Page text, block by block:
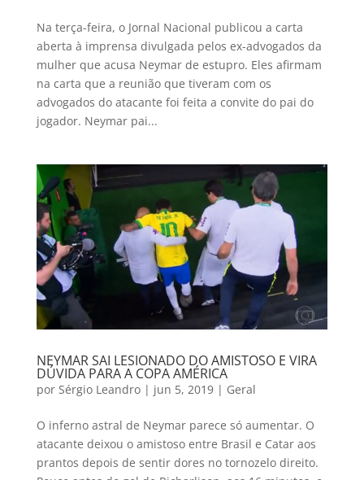
Na terça-feira, o Jornal Nacional publicou a carta
aberta à imprensa divulgada pelos ex-advogados da
mulher que acusa Neymar de estupro. Eles afirmam
na carta que a reunião que tiveram com os
advogados do atacante foi feita a convite do pai do
jogador. Neymar pai...
NEYMAR SAI LESIONADO DO AMISTOSO E VIRA
DÚVIDA PARA A COPA AMÉRICA
por Sérgio Leandro| jun 5, 2019| Geral
O inferno astral de Neymar parece só aumentar. O
atacante deixou o amistoso entre Brasil e Catar aos
prantos depois de sentir dores no tornozelo direito.